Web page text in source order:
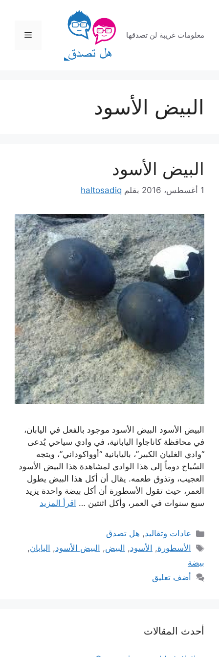
المحتوى
معلومات غريبة لن تصدقها القائمة
البيض الأسود
البيض الأسود
1 أغسطس، 2016 بقلم haltosadiq
البيض الأسود البيض الأسود موجود بالفعل في اليابان،
في محافظة كاناجاوا اليابانية، في وادي سياحي يُدعى
“وادي الغليان الكبير”، باليابانية “أوواكوداني”، ويتجه
السُياح دوماً إلى هذا الوادي لمشاهدة هذا البيض الأسود
العجيب، وتذوق طعمه. يقال أن أكل هذا البيض يطول
العمر، حيث تقول الأسطورة أن أكل بيضة واحدة يزيد
سبع سنوات في العمر، وأكل اثنتين … اقرأ المزيد
التصنيفات
عادات وتقاليد, هل تصدق
الوسوم
الأسطورة, الأسود, البيض, البيض الأسود, اليابان,
بيضة
أضف تعليق
أحدث المقالات